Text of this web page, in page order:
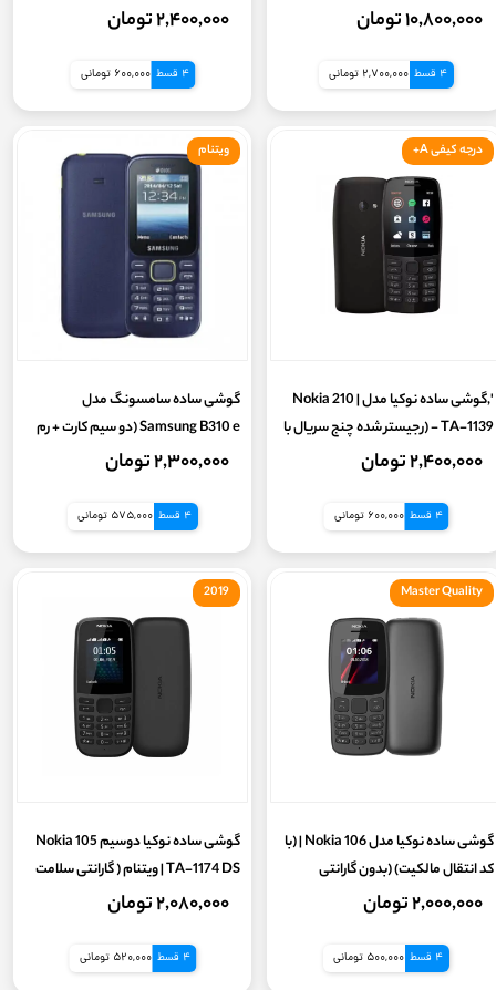
۱۰,۸۰۰,۰۰۰ تومان
4 قسط 2,700,000 تومانی
گارانتی 7 روزه سلامت )
۲,۴۰۰,۰۰۰ تومان
4 قسط 600,000 تومانی
',گوشی ساده نوکیا مدل Nokia 210 |
TA-1139 - (رجیستر شده چنج سریال با
کدفعالسازی)
۲,۴۰۰,۰۰۰ تومان
4 قسط 600,000 تومانی
درجه کیفی A+
گوشی ساده سامسونگ مدل
Samsung B310 e (دو سیم کارت + رم
خور) گارانتی سلامت 7 روزه
۲,۳۰۰,۰۰۰ تومان
4 قسط 575,000 تومانی
ویتنام
گوشی ساده نوکیا مدل Nokia 106 | (با
کد انتقال مالکیت) (بدون گارانتی
شرکتی) - ویتنام
۲,۰۰۰,۰۰۰ تومان
4 قسط 500,000 تومانی
Master Quality
گوشی ساده نوکیا دوسیم Nokia 105
TA-1174 DS | ویتنام ( گارانتی سلامت
تست و تعویض 7روز )
۲,۰۸۰,۰۰۰ تومان
4 قسط 520,000 تومانی
2019